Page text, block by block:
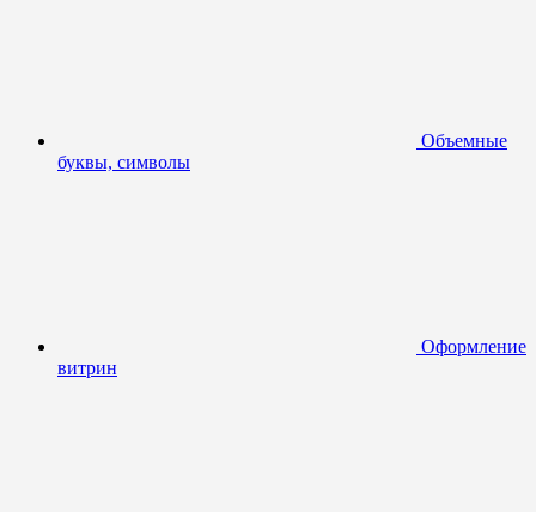
Объемные
буквы, символы
Оформление
витрин